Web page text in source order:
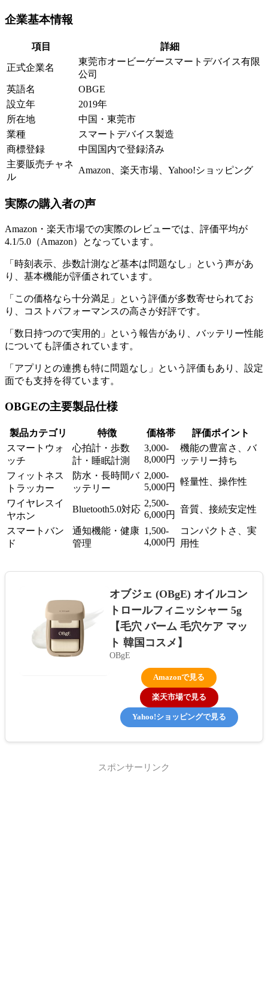
企業基本情報
項目 詳細
正式企業名
東莞市オービーゲースマートデバイス有限
公司
英語名
OBGE
設立年
2019年
所在地
中国・東莞市
業種
スマートデバイス製造
商標登録
中国国内で登録済み
主要販売チャネ
ル
Amazon、楽天市場、Yahoo!ショッピング
実際の購入者の声
Amazon・楽天市場での実際のレビューでは、評価平均が
4.1/5.0（Amazon）となっています。
「時刻表示、歩数計測など基本は問題なし」という声があ
り、基本機能が評価されています。
「この価格なら十分満足」という評価が多数寄せられてお
り、コストパフォーマンスの高さが好評です。
「数日持つので実用的」という報告があり、バッテリー性能
についても評価されています。
「アプリとの連携も特に問題なし」という評価もあり、設定
面でも支持を得ています。
OBGEの主要製品仕様
製品カテゴリ 特徴 価格帯
評価ポイント
スマートウォ
ッチ
心拍計・歩数
計・睡眠計測
3,000-
8,000円
機能の豊富さ、バ
ッテリー持ち
フィットネス
トラッカー
防水・長時間バ
ッテリー
2,000-
5,000円
軽量性、操作性
ワイヤレスイ
ヤホン
Bluetooth5.0対応
2,500-
6,000円
音質、接続安定性
スマートバン
ド
通知機能・健康
管理
1,500-
4,000円
コンパクトさ、実
用性
オブジェ (OBgE) オイルコン
トロールフィニッシャー 5g
【毛穴 バーム 毛穴ケア マッ
ト 韓国コスメ】
OBgE
Amazonで見る
楽天市場で見る
Yahoo!ショッピングで見る
スポンサーリンク